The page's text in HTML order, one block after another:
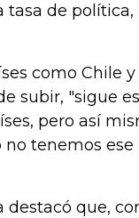
de
como Chile
subir, "sigue
pero así
no tenemos
que,